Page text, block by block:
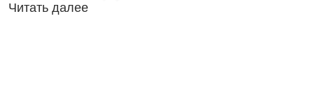
длиной корпуса
Читать далее